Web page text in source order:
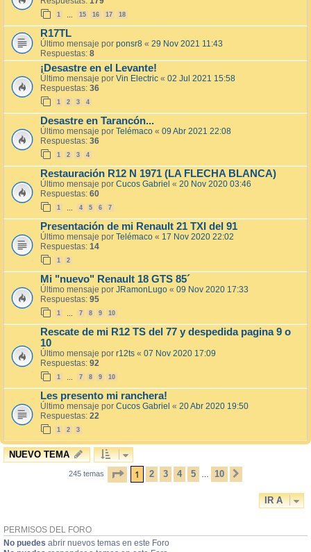
1 … 15 16 17 18
R17TL
Último mensaje por ponsr8 « 29 Nov 2021 11:43
Respuestas: 8
¡Desastre en el Levante!
Último mensaje por Vin Electric « 02 Jul 2021 15:58
Respuestas: 36
1 2 3 4
Desastre en Tarancón...
Último mensaje por Telémaco « 09 Abr 2021 22:08
Respuestas: 36
1 2 3 4
Restauración R12 N 1971 (LA FLECHA BLANCA)
Último mensaje por Cucos Gabriel « 20 Nov 2020 03:46
Respuestas: 60
1 … 4 5 6 7
Presentación de mi Renault 21 TXI del 91
Último mensaje por Telémaco « 17 Nov 2020 22:02
Respuestas: 14
1 2
Mi "nuevo" Renault 18 GTS 85´
Último mensaje por JRamonLugo « 09 Nov 2020 17:33
Respuestas: 95
1 … 7 8 9 10
Rescate de mi R12 TS del 77 y despedida pagina 9 o
10
Último mensaje por r12ts « 07 Nov 2020 17:09
Respuestas: 92
1 … 7 8 9 10
Les presento mi ranchera!
Último mensaje por Cucos Gabriel « 20 Abr 2020 19:50
Respuestas: 22
1 2 3
NUEVO TEMA
245 temas PÁGINA 1DE 10
1 2 3 4 5 10
IR A
PERMISOS DEL FORO
No puedes abrir nuevos temas en este Foro